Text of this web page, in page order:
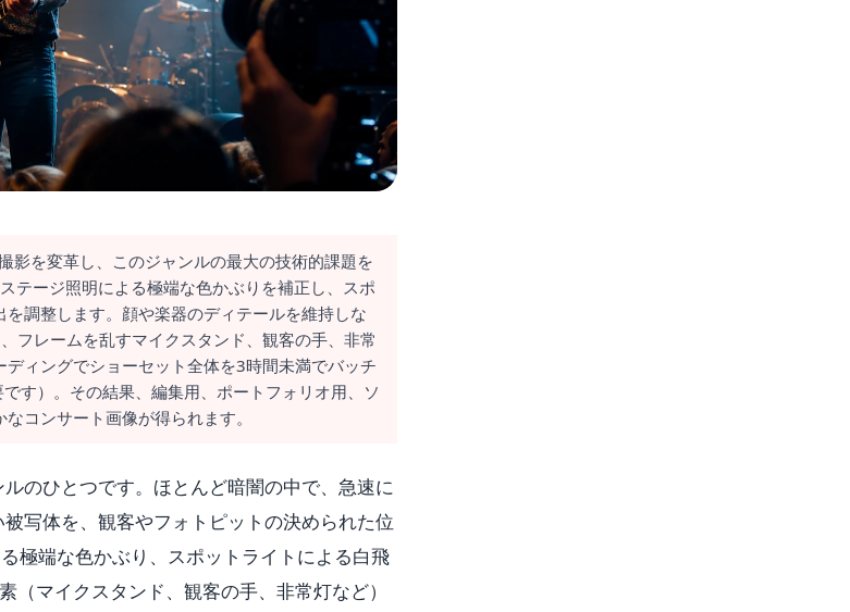
影を変革し、このジャンルの最大の技術的課題を
テージ照明による極端な色かぶりを補正し、スポ
調整します。顔や楽器のディテールを維持しな
フレームを乱すマイクスタンド、観客の手、非常
ィングでショーセット全体を3時間未満でバッチ
す）。その結果、編集用、ポートフォリオ用、ソ
コンサート画像が得られます。
のひとつです。ほとんど暗闇の中で、急速に
写体を、観客やフォトピットの決められた位
極端な色かぶり、スポットライトによる白飛
マイクスタンド、観客の手、非常灯など）